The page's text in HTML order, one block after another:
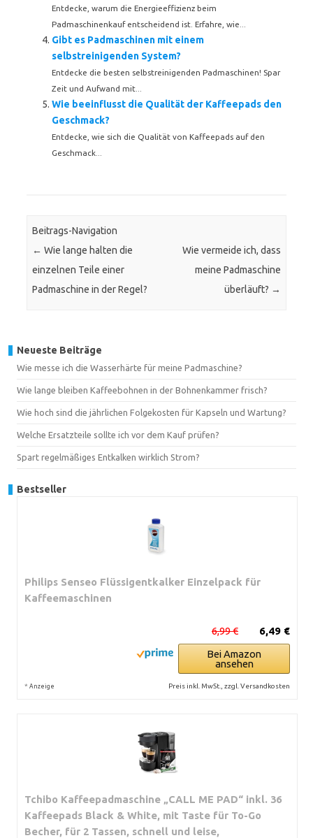
Entdecke, warum die Energieeffizienz beim
Padmaschinenkauf entscheidend ist. Erfahre, wie...
Gibt es Padmaschinen mit einem
selbstreinigenden System?
Entdecke die besten selbstreinigenden Padmaschinen! Spar
Zeit und Aufwand mit...
Wie beeinflusst die Qualität der Kaffeepads den
Geschmack?
Entdecke, wie sich die Qualität von Kaffeepads auf den
Geschmack...
Beitrags-Navigation
← Wie lange halten die
einzelnen Teile einer
Padmaschine in der Regel?
Wie vermeide ich, dass
meine Padmaschine
überläuft? →
Neueste Beiträge
Wie messe ich die Wasserhärte für meine Padmaschine?
Wie lange bleiben Kaffeebohnen in der Bohnenkammer frisch?
Wie hoch sind die jährlichen Folgekosten für Kapseln und Wartung?
Welche Ersatzteile sollte ich vor dem Kauf prüfen?
Spart regelmäßiges Entkalken wirklich Strom?
Bestseller
Philips Senseo Flüssigentkalker Einzelpack für
Kaffeemaschinen
6,49 €
6,99 €
Bei Amazon
ansehen
* Anzeige Preis inkl. MwSt., zzgl. Versandkosten
Tchibo Kaffeepadmaschine „CALL ME PAD“ inkl. 36
Kaffeepads Black & White, mit Taste für To-Go
Becher, für 2 Tassen, schnell und leise,